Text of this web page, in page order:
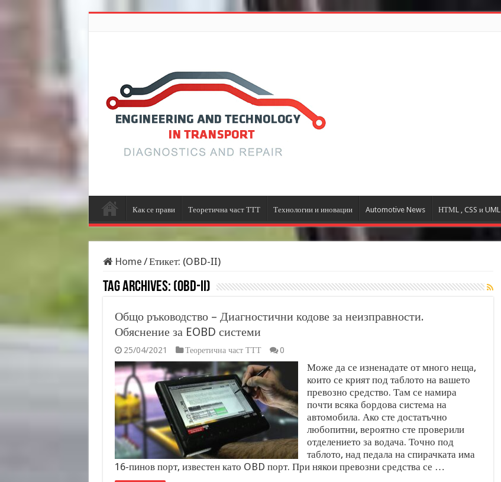
Как се прави Теоретична част ТТТ Технологии и иновации Automotive News НТМL , CSS и UML
Home /Етикет: (OBD-II)
Tag Archives: (OBD-II)
Общо ръководство – Диагностични кодове за неизправности.
Обяснение за EOBD системи
25/04/2021 Теоретична част ТТТ 0
Може да се изненадате от много неща,
които се крият под таблото на вашето
превозно средство. Там се намира
почти всяка бордова система на
автомобила. Ако сте достатъчно
любопитни, вероятно сте проверили
отделението за водача. Точно под
таблото, над педала на спирачката има
16-пинов порт, известен като OBD порт. При някои превозни средства се …